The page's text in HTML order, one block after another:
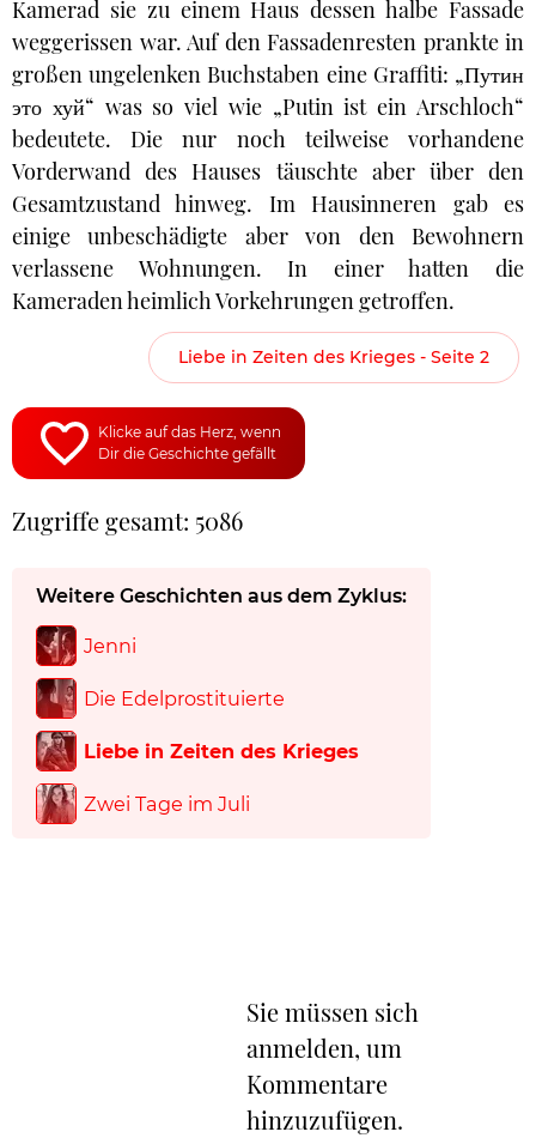
Kamerad sie zu einem Haus dessen halbe Fassade
weggerissen war. Auf den Fassadenresten prankte in
großen ungelenken Buchstaben eine Graffiti: „Путин
это хуй“ was so viel wie „Putin ist ein Arschloch“
bedeutete. Die nur noch teilweise vorhandene
Vorderwand des Hauses täuschte aber über den
Gesamtzustand hinweg. Im Hausinneren gab es
einige unbeschädigte aber von den Bewohnern
verlassene Wohnungen. In einer hatten die
Kameraden heimlich Vorkehrungen getroffen.
Liebe in Zeiten des Krieges - Seite 2
Klicke auf das Herz, wenn
Dir die Geschichte gefällt
Zugriffe gesamt: 5086
Weitere Geschichten aus dem Zyklus:
Jenni
Die Edelprostituierte
Liebe in Zeiten des Krieges
Zwei Tage im Juli
Sie müssen sich
anmelden, um
Kommentare
hinzuzufügen.